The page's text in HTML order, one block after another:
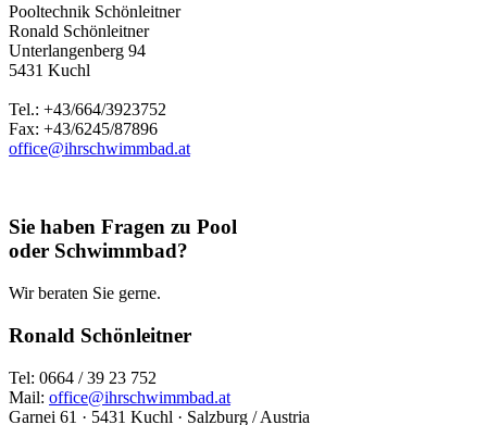
Pooltechnik Schönleitner
Ronald Schönleitner
Unterlangenberg 94
5431 Kuchl
Tel.: +43/664/3923752
Fax: +43/6245/87896
office@ihrschwimmbad.at
Sie haben Fragen zu Pool
oder Schwimmbad?
Wir beraten Sie gerne.
Ronald Schönleitner
Tel: 0664 / 39 23 752
Mail: office@ihrschwimmbad.at
Garnei 61 · 5431 Kuchl · Salzburg / Austria